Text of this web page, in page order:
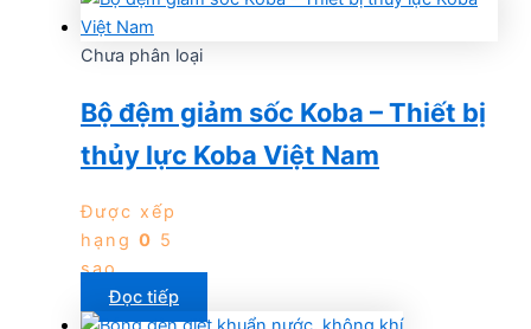
Chưa phân loại
Bộ đệm giảm sốc Koba – Thiết bị
thủy lực Koba Việt Nam
Được xếp
hạng 0 5
sao
Đọc tiếp